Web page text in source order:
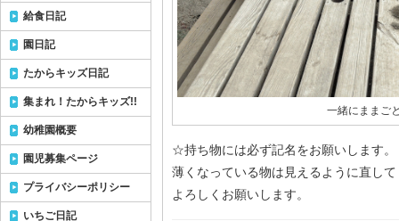
一緒にままご
☆持ち物には必ず記名をお願いします。
薄くなっている物は見えるように直し
よろしくお願いします。
給食日記
園日記
たからキッズ日記
集まれ！たからキッズ!!
幼稚園概要
園児募集ページ
プライバシーポリシー
いちご日記